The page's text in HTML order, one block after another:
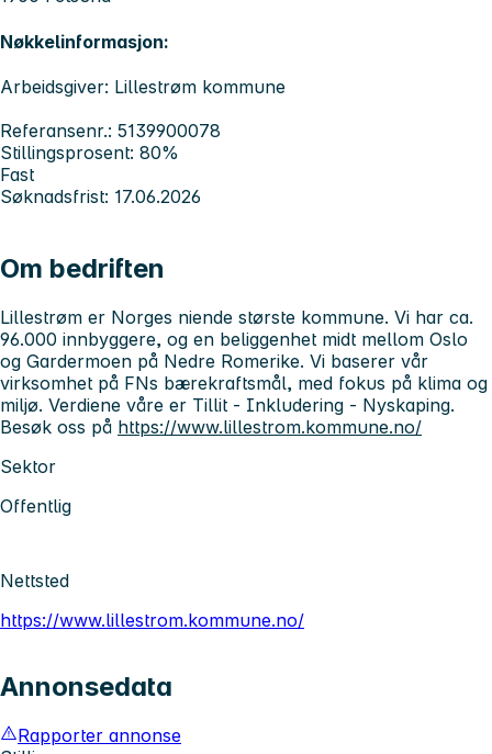
Nøkkelinformasjon:
Arbeidsgiver: Lillestrøm kommune
Referansenr.: 5139900078
Stillingsprosent: 80%
Fast
Søknadsfrist: 17.06.2026
Om bedriften
Lillestrøm er Norges niende største kommune. Vi har ca.
96.000 innbyggere, og en beliggenhet midt mellom Oslo
og Gardermoen på Nedre Romerike. Vi baserer vår
virksomhet på FNs bærekraftsmål, med fokus på klima og
miljø. Verdiene våre er Tillit - Inkludering - Nyskaping.
Besøk oss på https://www.lillestrom.kommune.no/
Sektor
Offentlig
Nettsted
https://www.lillestrom.kommune.no/
Annonsedata
Rapporter annonse